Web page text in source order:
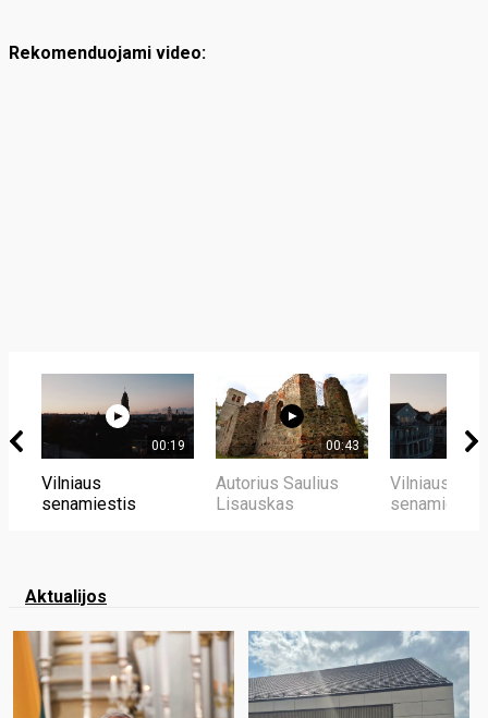
Rekomenduojami video:
00:19
Vilniaus
senamiestis
00:43
Autorius Saulius
Lisauskas
Vilniaus
senamiestis
Aktualijos